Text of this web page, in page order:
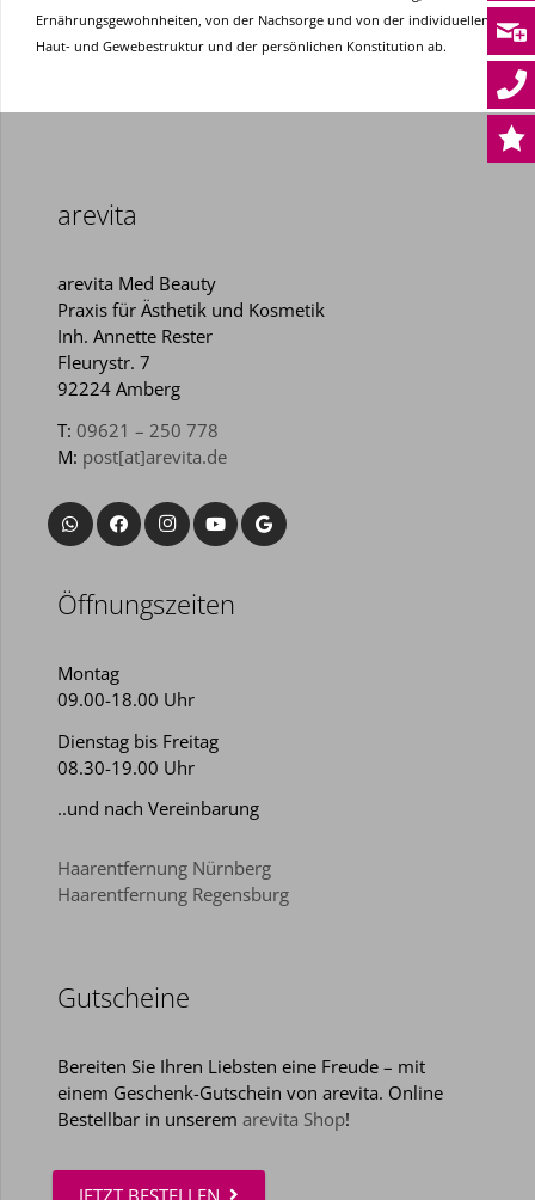
Ernährungsgewohnheiten, von der Nachsorge und von der individuellen
Haut- und Gewebestruktur und der persönlichen Konstitution ab.
arevita
arevita Med Beauty
Praxis für Ästhetik und Kosmetik
Inh. Annette Rester
Fleurystr. 7
92224 Amberg
T: 09621 – 250 778
M: post[at]arevita.de
Öffnungszeiten
Montag
09.00-18.00 Uhr
Dienstag bis Freitag
08.30-19.00 Uhr
..und nach Vereinbarung
Haarentfernung Nürnberg
Haarentfernung Regensburg
Gutscheine
Bereiten Sie Ihren Liebsten eine Freude – mit
einem Geschenk-Gutschein von arevita. Online
Bestellbar in unserem arevita Shop!